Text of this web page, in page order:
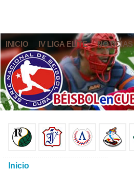
INICIO IV LIGA ELITE NOTICIAS
Inicio